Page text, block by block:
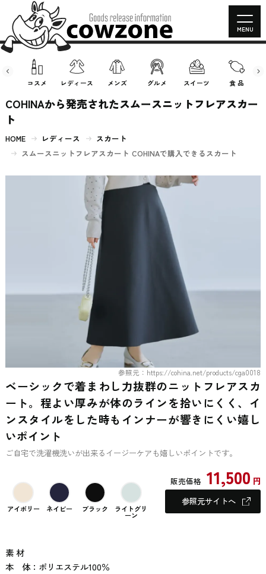
コスメ レディース メンズ グルメ スイーツ 食 品
MENU
COHINAから発売されたスムースニットフレアスカー
ト
HOME レディース
スカート
スムースニットフレアスカート COHINAで購入できるスカート
参照元：https://cohina.net/products/cga0018
ベーシックで着まわし力抜群のニットフレアスカ
ート。程よい厚みが体のラインを拾いにくく、イ
ンスタイルをした時もインナーが響きにくい嬉し
いポイント
ご自宅で洗濯機洗いが出来るイージーケアも嬉しいポイントです。
アイボリー ネイビー ブラック ライトグリ
ーン
販売価格 11,500 円
参照元サイトへ
素 材
本 体：ポリエステル100％